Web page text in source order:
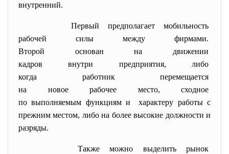
внутренний.
Первый предполагает мобильность
рабочей силы между фирмами.
Второй основан на движении
кадров внутри предприятия, либо
когда работник перемещается
на новое рабочее место, сходное
по выполняемым функциям и характеру работы с
прежним местом, либо на более высокие должности и
разряды.
Также можно выделить рынок